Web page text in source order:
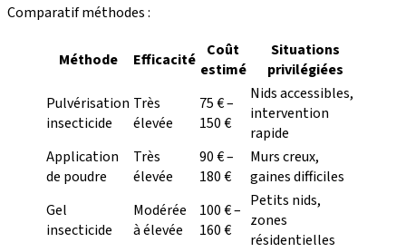
Comparatif méthodes :
Méthode Efficacité Coût
estimé
Situations
privilégiées
Pulvérisation
insecticide
Très
élevée
75 € –
150 €
Nids accessibles,
intervention
rapide
Application
de poudre
Très
élevée
90 € –
180 €
Murs creux,
gaines difficiles
Gel
insecticide
Modérée
à élevée
100 € –
160 €
Petits nids,
zones
résidentielles